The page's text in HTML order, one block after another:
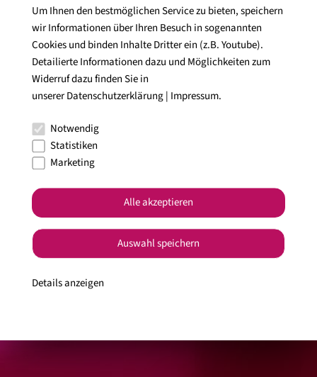
Im Kessel
Weinberge am Korber Kopf
Hochgeladen von Simone Mathias am 23.10.2025
teilen:
Um Ihnen den bestmöglichen Service zu bieten, speichern
wir Informationen über Ihren Besuch in sogenannten
Cookies und binden Inhalte Dritter ein (z.B. Youtube).
Detailierte Informationen dazu und Möglichkeiten zum
Widerruf dazu finden Sie in
unsererDatenschutzerklärung| Impressum.
Notwendig
Statistiken
Marketing
Details anzeigen
Auswahl speichern
Alle akzeptieren
Online-Shops